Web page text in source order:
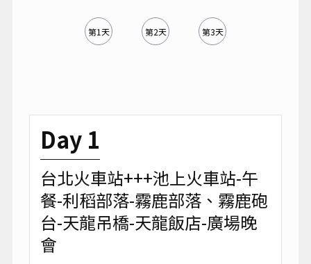
第1天 第2天 第3天
Day 1
台北火車站+++池上火車站-午
餐-利稻部落-霧鹿部落、霧鹿砲
台-天龍吊橋-天龍飯店-廣場晚
會